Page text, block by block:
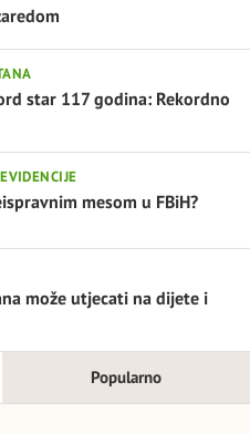
star 117 godina: Rekordno
mesom u FBiH?
može utjecati na dijete i
Popularno